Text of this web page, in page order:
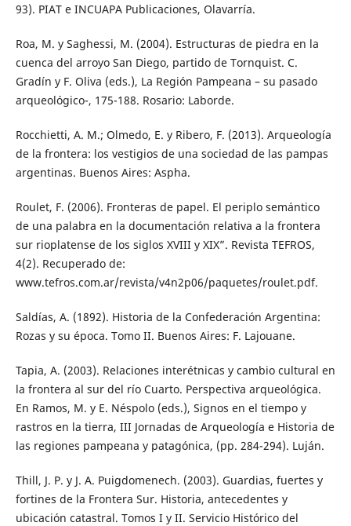
93). PIAT e INCUAPA Publicaciones, Olavarría.
Roa, M. y Saghessi, M. (2004). Estructuras de piedra en la
cuenca del arroyo San Diego, partido de Tornquist. C.
Gradín y F. Oliva (eds.), La Región Pampeana – su pasado
arqueológico-, 175-188. Rosario: Laborde.
Rocchietti, A. M.; Olmedo, E. y Ribero, F. (2013). Arqueología
de la frontera: los vestigios de una sociedad de las pampas
argentinas. Buenos Aires: Aspha.
Roulet, F. (2006). Fronteras de papel. El periplo semántico
de una palabra en la documentación relativa a la frontera
sur rioplatense de los siglos XVIII y XIX”. Revista TEFROS,
4(2). Recuperado de:
www.tefros.com.ar/revista/v4n2p06/paquetes/roulet.pdf.
Saldías, A. (1892). Historia de la Confederación Argentina:
Rozas y su época. Tomo II. Buenos Aires: F. Lajouane.
Tapia, A. (2003). Relaciones interétnicas y cambio cultural en
la frontera al sur del río Cuarto. Perspectiva arqueológica.
En Ramos, M. y E. Néspolo (eds.), Signos en el tiempo y
rastros en la tierra, III Jornadas de Arqueología e Historia de
las regiones pampeana y patagónica, (pp. 284-294). Luján.
Thill, J. P. y J. A. Puigdomenech. (2003). Guardias, fuertes y
fortines de la Frontera Sur. Historia, antecedentes y
ubicación catastral. Tomos I y II. Servicio Histórico del